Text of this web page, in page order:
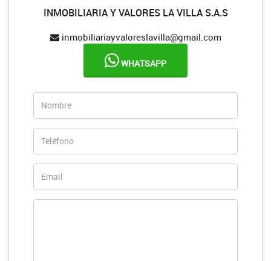
INMOBILIARIA Y VALORES LA VILLA S.A.S
inmobiliariayvaloreslavilla@gmail.com
WHATSAPP